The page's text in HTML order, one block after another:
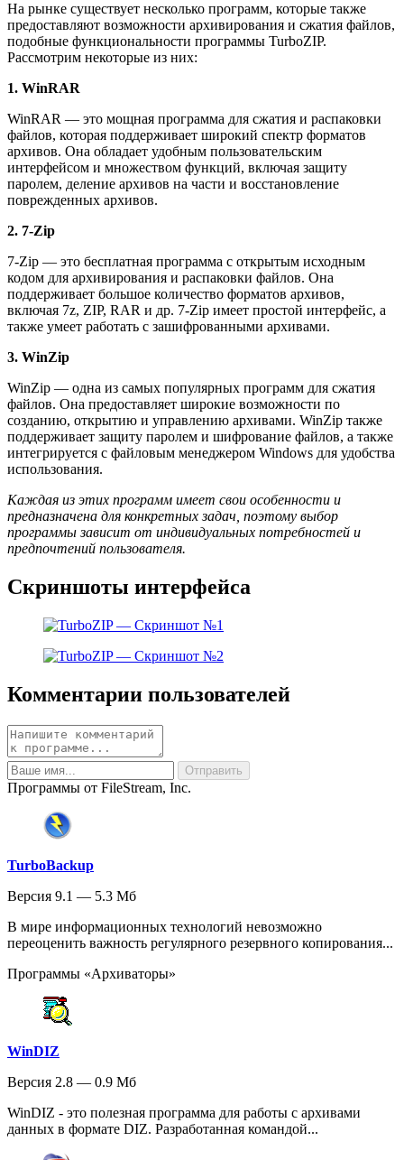
На рынке существует несколько программ, которые также
предоставляют возможности архивирования и сжатия файлов,
подобные функциональности программы TurboZIP.
Рассмотрим некоторые из них:
1. WinRAR
WinRAR — это мощная программа для сжатия и распаковки
файлов, которая поддерживает широкий спектр форматов
архивов. Она обладает удобным пользовательским
интерфейсом и множеством функций, включая защиту
паролем, деление архивов на части и восстановление
поврежденных архивов.
2. 7-Zip
7-Zip — это бесплатная программа с открытым исходным
кодом для архивирования и распаковки файлов. Она
поддерживает большое количество форматов архивов,
включая 7z, ZIP, RAR и др. 7-Zip имеет простой интерфейс, а
также умеет работать с зашифрованными архивами.
3. WinZip
WinZip — одна из самых популярных программ для сжатия
файлов. Она предоставляет широкие возможности по
созданию, открытию и управлению архивами. WinZip также
поддерживает защиту паролем и шифрование файлов, а также
интегрируется с файловым менеджером Windows для удобства
использования.
Каждая из этих программ имеет свои особенности и
предназначена для конкретных задач, поэтому выбор
программы зависит от индивидуальных потребностей и
предпочтений пользователя.
Скриншоты интерфейса
Комментарии пользователей
Программы от FileStream, Inc.
TurboBackup
Версия 9.1 — 5.3 Мб
В мире информационных технологий невозможно
переоценить важность регулярного резервного копирования...
Программы «Архиваторы»
WinDIZ
Версия 2.8 — 0.9 Мб
WinDIZ - это полезная программа для работы с архивами
данных в формате DIZ. Разработанная командой...